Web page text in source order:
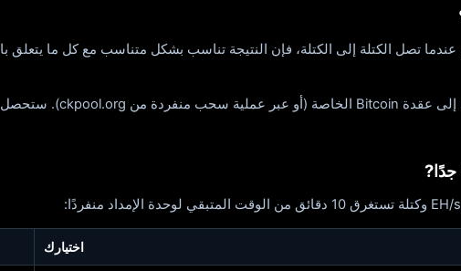
عندما تصل الكتلة إلى الكتلة، فإن النتيجة تناسب بشكل متناسب مع كل ما
اختيارك